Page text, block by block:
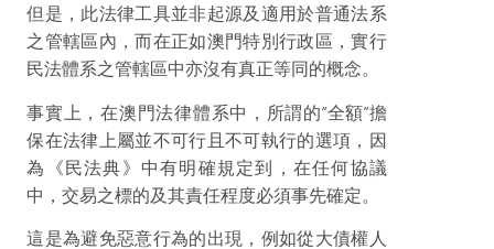
但是，此法律工具並非起源及適用於普通法系
之管轄區內，而在正如澳門特別行政區，實行
民法體系之管轄區中亦沒有真正等同的概念。
事實上，在澳門法律體系中，所謂的“全額”擔
保在法律上屬並不可行且不可執行的選項，因
為《民法典》中有明確規定到，在任何協議
中，交易之標的及其責任程度必須事先確定。
這是為避免惡意行為的出現，例如從大債權人